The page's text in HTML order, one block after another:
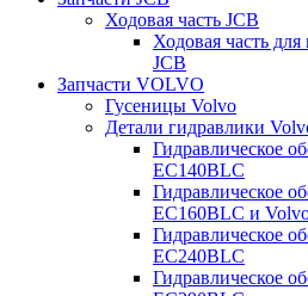
Ходовая часть JCB
Ходовая часть
JCB
Запчасти VOLVO
Гусеницы Volvo
Детали гидравлики
Гидравлическое
EC140BLC
Гидравлическое
EC160BLC и
Гидравлическое
EC240BLC
Гидравлическое